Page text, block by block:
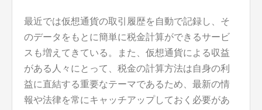
最近では仮想通貨の取引履歴を自動で記録し、そ
のデータをもとに簡単に税金計算ができるサービ
スも増えてきている。また、仮想通貨による収益
がある人々にとって、税金の計算方法は自身の利
益に直結する重要なテーマであるため、最新の情
報や法律を常にキャッチアップしておく必要があ